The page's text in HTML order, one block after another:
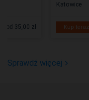
od 35,00 zł
Katowice
Kup teraz
Sprawdź więcej